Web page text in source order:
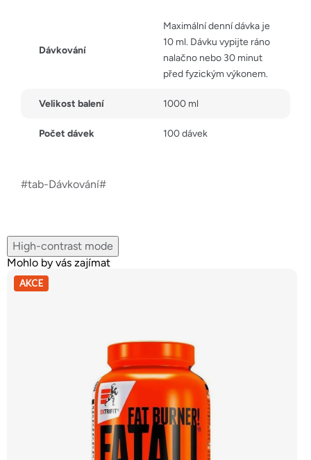
Dávkování
Maximální denní dávka je
10 ml. Dávku vypijte ráno
nalačno nebo 30 minut
před fyzickým výkonem.
Velikost balení 1000 ml
Počet dávek 100 dávek
#tab-Dávkování#
High-contrast mode
Mohlo by vás zajímat
AKCE